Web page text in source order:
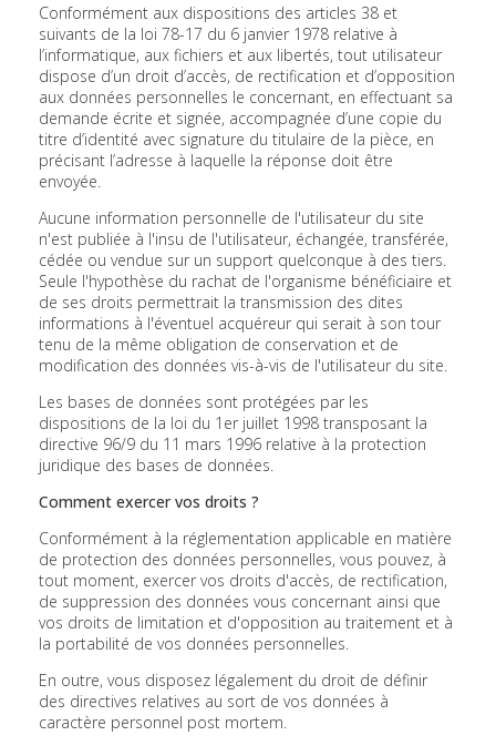
Conformément aux dispositions des articles 38 et
suivants de la loi 78-17 du 6 janvier 1978 relative à
l’informatique, aux fichiers et aux libertés, tout utilisateur
dispose d’un droit d’accès, de rectification et d’opposition
aux données personnelles le concernant, en effectuant sa
demande écrite et signée, accompagnée d’une copie du
titre d’identité avec signature du titulaire de la pièce, en
précisant l’adresse à laquelle la réponse doit être
envoyée.
Aucune information personnelle de l'utilisateur du site
n'est publiée à l'insu de l'utilisateur, échangée, transférée,
cédée ou vendue sur un support quelconque à des tiers.
Seule l'hypothèse du rachat de l'organisme bénéficiaire et
de ses droits permettrait la transmission des dites
informations à l'éventuel acquéreur qui serait à son tour
tenu de la même obligation de conservation et de
modification des données vis-à-vis de l'utilisateur du site.
Les bases de données sont protégées par les
dispositions de la loi du 1er juillet 1998 transposant la
directive 96/9 du 11 mars 1996 relative à la protection
juridique des bases de données.
Comment exercer vos droits ?
Conformément à la réglementation applicable en matière
de protection des données personnelles, vous pouvez, à
tout moment, exercer vos droits d'accès, de rectification,
de suppression des données vous concernant ainsi que
vos droits de limitation et d'opposition au traitement et à
la portabilité de vos données personnelles.
En outre, vous disposez légalement du droit de définir
des directives relatives au sort de vos données à
caractère personnel post mortem.